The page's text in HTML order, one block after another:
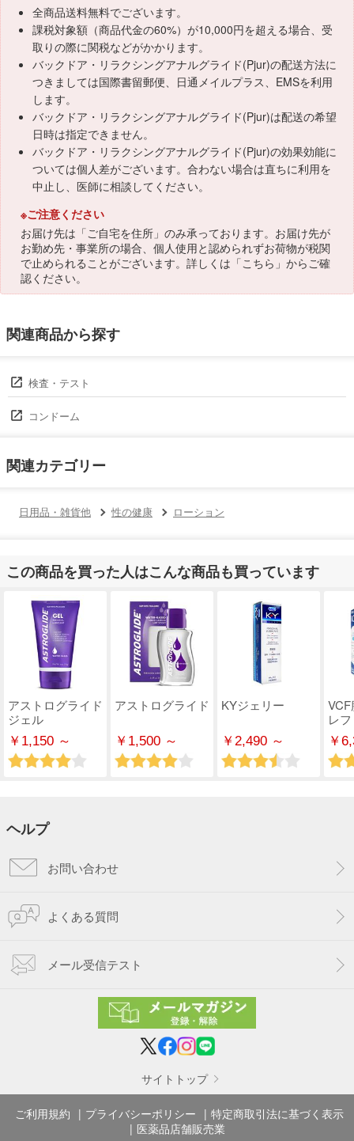
全商品送料無料でございます。
課税対象額（商品代金の60%）が10,000円を超える場合、受
取りの際に関税などがかかります。
バックドア・リラクシングアナルグライド(Pjur)の配送方法に
つきましては国際書留郵便、日通メイルプラス、EMSを利用
します。
バックドア・リラクシングアナルグライド(Pjur)は配送の希望
日時は指定できません。
バックドア・リラクシングアナルグライド(Pjur)の効果効能に
ついては個人差がございます。合わない場合は直ちに利用を
中止し、医師に相談してください。
※ご注意ください
お届け先は「ご自宅を住所」のみ承っております。お届け先が
お勤め先・事業所の場合、個人使用と認められずお荷物が税関
で止められることがございます。詳しくは「こちら 」からご確
認ください。
関連商品から探す
検査・テスト
コンドーム
関連カテゴリー
日用品・雑貨他 性の健康 ローション
この商品を買った人はこんな商品も買っています
アストログライド
ジェル
￥1,150 ～
アストログライド
￥1,500 ～
KYジェリー
￥2,490 ～
レ
￥
ヘルプ
お問い合わせ
よくある質問
メール受信テスト
サイトトップ
ご利用規約 プライバシーポリシー
特定商取引法に基づく表示
医薬品店舗販売業